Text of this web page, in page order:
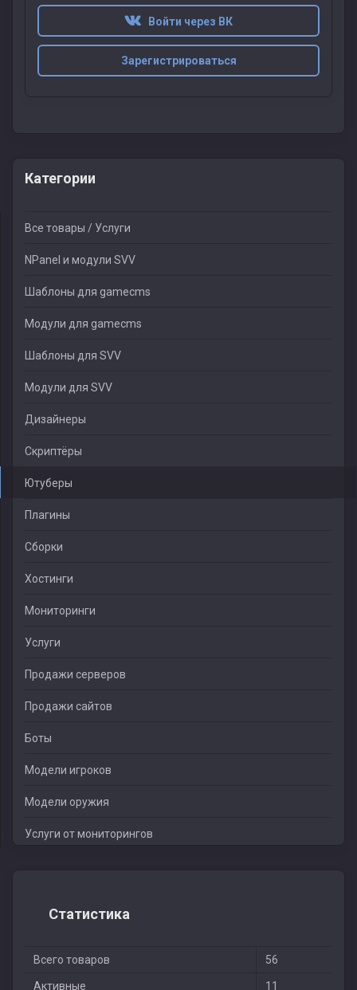
Войти через ВК
Зарегистрироваться
Категории
Все товары / Услуги
NPanel и модули SVV
Шаблоны для gamecms
Модули для gamecms
Шаблоны для SVV
Модули для SVV
Дизайнеры
Скриптёры
Ютуберы
Плагины
Сборки
Хостинги
Мониторинги
Услуги
Продажи серверов
Продажи сайтов
Боты
Модели игроков
Модели оружия
Услуги от мониторингов
Статистика
Всего товаров 56
Активные 11